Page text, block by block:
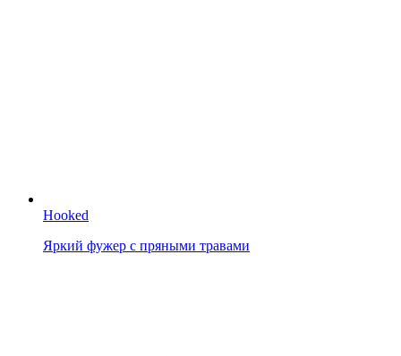
Hooked
Яркий фужер с пряными травами